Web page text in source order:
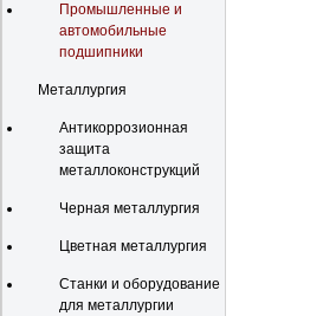
Промышленные и
автомобильные
подшипники
Металлургия
Антикоррозионная
защита
металлоконструкций
Черная металлургия
Цветная металлургия
Станки и оборудование
для металлургии